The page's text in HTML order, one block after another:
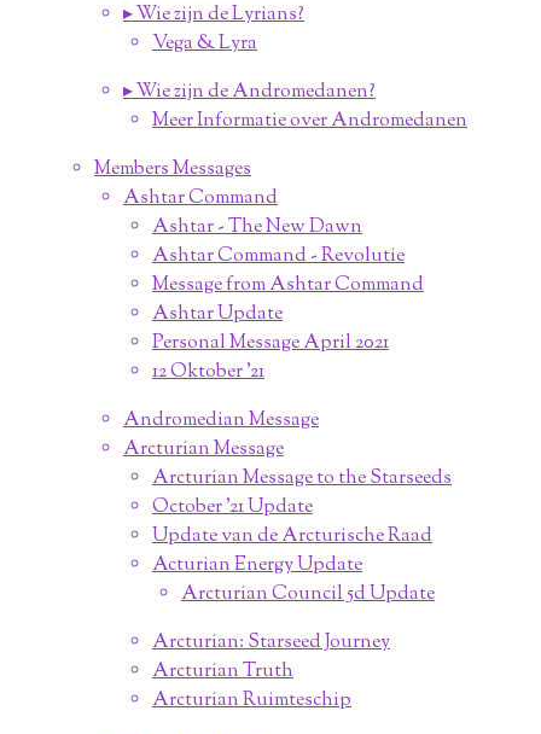
▸ Wie zijn de Lyrians?
Vega & Lyra
▸ Wie zijn de Andromedanen?
Meer Informatie over Andromedanen
Members Messages
Ashtar Command
Ashtar - The New Dawn
Ashtar Command - Revolutie
Message from Ashtar Command
Ashtar Update
Personal Message April 2021
12 Oktober '21
Andromedian Message
Arcturian Message
Arcturian Message to the Starseeds
October '21 Update
Update van de Arcturische Raad
Acturian Energy Update
Arcturian Council 5d Update
Arcturian: Starseed Journey
Arcturian Truth
Arcturian Ruimteschip